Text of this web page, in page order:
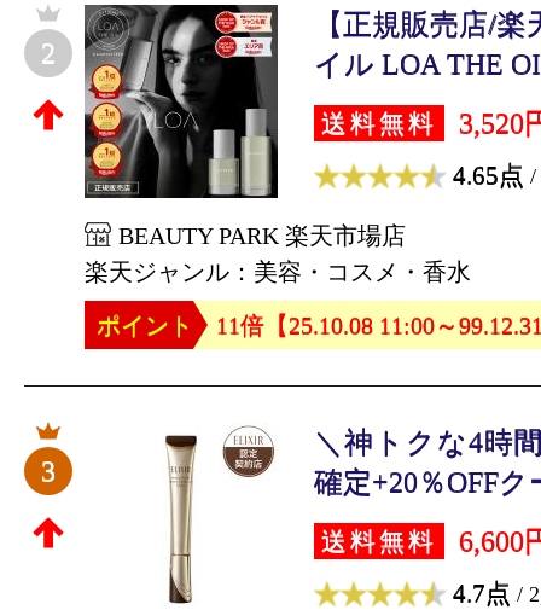
2
【正規販売店/
イル LOA THE
送料無料 3,520
4.65点 /
BEAUTY PARK 楽天市場店
楽天ジャンル：美容・コスメ・香水
ポイント
11倍【25.10.08 11:00～
3
＼神トクな4時
確定+20％OFFク
送料無料 6,600
4.7点 /